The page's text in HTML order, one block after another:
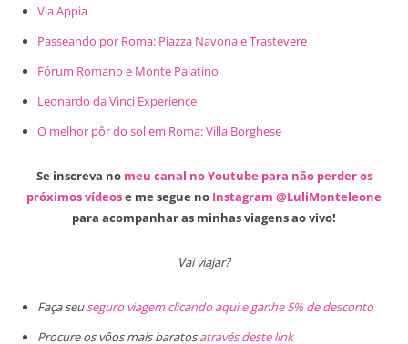
Via Appia
Passeando por Roma: Piazza Navona e Trastevere
Fórum Romano e Monte Palatino
Leonardo da Vinci Experience
O melhor pôr do sol em Roma: Villa Borghese
Se inscreva no meu canal no Youtube para não perder os
próximos vídeose me segue no Instagram @LuliMonteleone
para acompanhar as minhas viagens ao vivo!
Vai viajar?
Faça seuseguro viagem clicando aqui e ganhe 5% de desconto
Procure os vôos mais baratosatravés deste link